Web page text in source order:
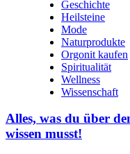
Geschichte
Heilsteine
Mode
Naturprodukte
Orgonit kaufen
Spiritualität
Wellness
Wissenschaft
Alles, was du über
wissen musst!